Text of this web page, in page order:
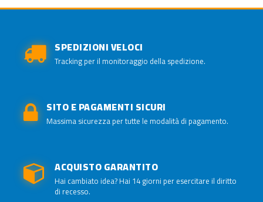
SPEDIZIONI VELOCI
Tracking per il monitoraggio della spedizione.
SITO E PAGAMENTI SICURI
Massima sicurezza per tutte le modalità di pagamento.
ACQUISTO GARANTITO
Hai cambiato idea? Hai 14 giorni per esercitare il diritto
di recesso.